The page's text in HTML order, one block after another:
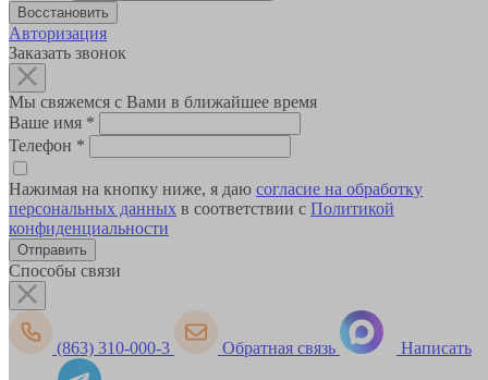
Авторизация
Заказать звонок
Мы свяжемся с Вами в ближайшее время
Ваше имя *
Телефон *
Нажимая на кнопку ниже, я даю согласие на обработку
персональных данных в соответствии с Политикой
конфиденциальности
Способы связи
(863) 310-000-3 Обратная связь Написать